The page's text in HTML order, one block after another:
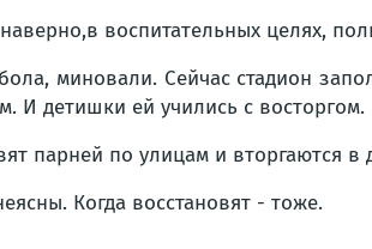
воспитательных целях,
миновали. Сейчас стадион
И детишки ей учились с восторгом.
парней по улицам и вторгаются в
Когда восстановят - тоже.